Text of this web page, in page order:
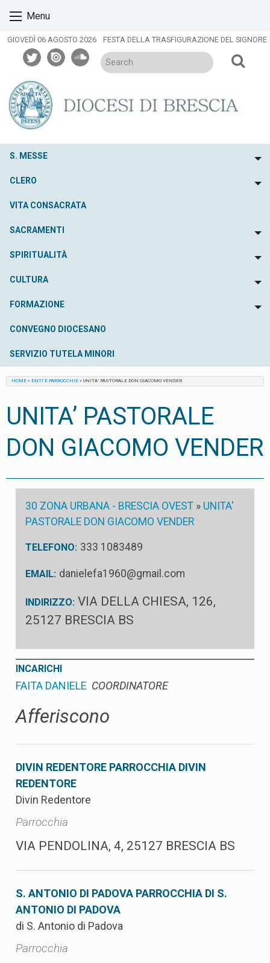
content
Menu
GIOVEDÌ 06 AGOSTO 2026 FESTA DELLA TRASFIGURAZIONE DEL SIGNORE
twitterissuusoundcloud
S. MESSE
CLERO
VITA CONSACRATA
SACRAMENTI
SPIRITUALITÀ
CULTURA
FORMAZIONE
CONVEGNO DIOCESANO
SERVIZIO TUTELA MINORI
HOME » ENTI E PARROCCHIE » UNITA’ PASTORALE DON GIACOMO VENDER
UNITA’ PASTORALE
DON GIACOMO VENDER
30 ZONA URBANA - BRESCIA OVEST » UNITA'
PASTORALE DON GIACOMO VENDER
TELEFONO: 333 1083489
EMAIL: danielefa1960@gmail.com
INDIRIZZO: VIA DELLA CHIESA, 126,
25127 BRESCIA BS
INCARICHI
FAITA DANIELE COORDINATORE
Afferiscono
DIVIN REDENTORE PARROCCHIA DIVIN
REDENTORE
Divin Redentore
Parrocchia
VIA PENDOLINA, 4, 25127 BRESCIA BS
S. ANTONIO DI PADOVA PARROCCHIA DI S.
ANTONIO DI PADOVA
di S. Antonio di Padova
Parrocchia